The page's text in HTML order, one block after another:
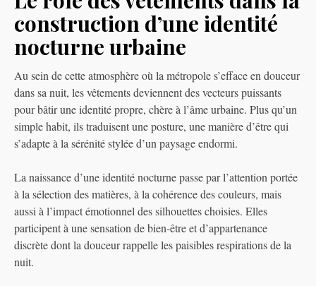
construction d’une identité
nocturne urbaine
Au sein de cette atmosphère où la métropole s’efface en douceur
dans sa nuit, les vêtements deviennent des vecteurs puissants
pour bâtir une identité propre, chère à l’âme urbaine. Plus qu’un
simple habit, ils traduisent une posture, une manière d’être qui
s’adapte à la sérénité stylée d’un paysage endormi.
La naissance d’une identité nocturne passe par l’attention portée
à la sélection des matières, à la cohérence des couleurs, mais
aussi à l’impact émotionnel des silhouettes choisies. Elles
participent à une sensation de bien-être et d’appartenance
discrète dont la douceur rappelle les paisibles respirations de la
nuit.